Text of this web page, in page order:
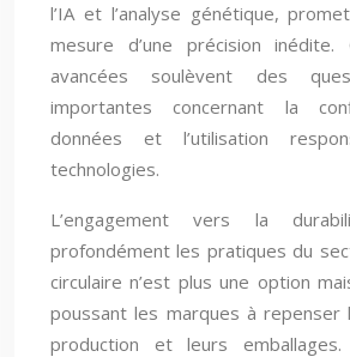
l’IA et l’analyse génétique,
mesure d’une précision inédite.
avancées soulèvent des
importantes concernant la
données et l’utilisation
technologies.
L’engagement vers la
profondément les pratiques du
circulaire n’est plus une option
poussant les marques à repenser
production et leurs